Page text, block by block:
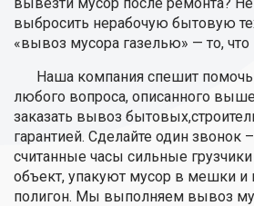
выбросить нерабочую бытовую
«вывоз мусора газелью» — то,
Наша компания спешит
любого вопроса, описанного
заказать вывоз
гарантией. Сделайте один звонок
считанные часы сильные
объект, упакуют мусор в мешки и
полигон. Мы выполняем вывоз